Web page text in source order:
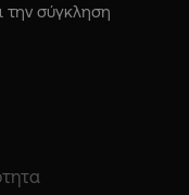
την σύγκληση